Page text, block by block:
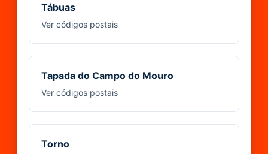
Tábuas
Ver códigos postais
Tapada do Campo do Mouro
Ver códigos postais
Torno